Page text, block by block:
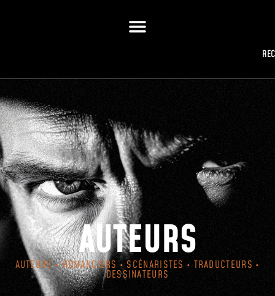
AUTEURS
AUTEURS • ROMANCIERS • SCÉNARISTES • TRADUCTEURS •
DESSINATEURS